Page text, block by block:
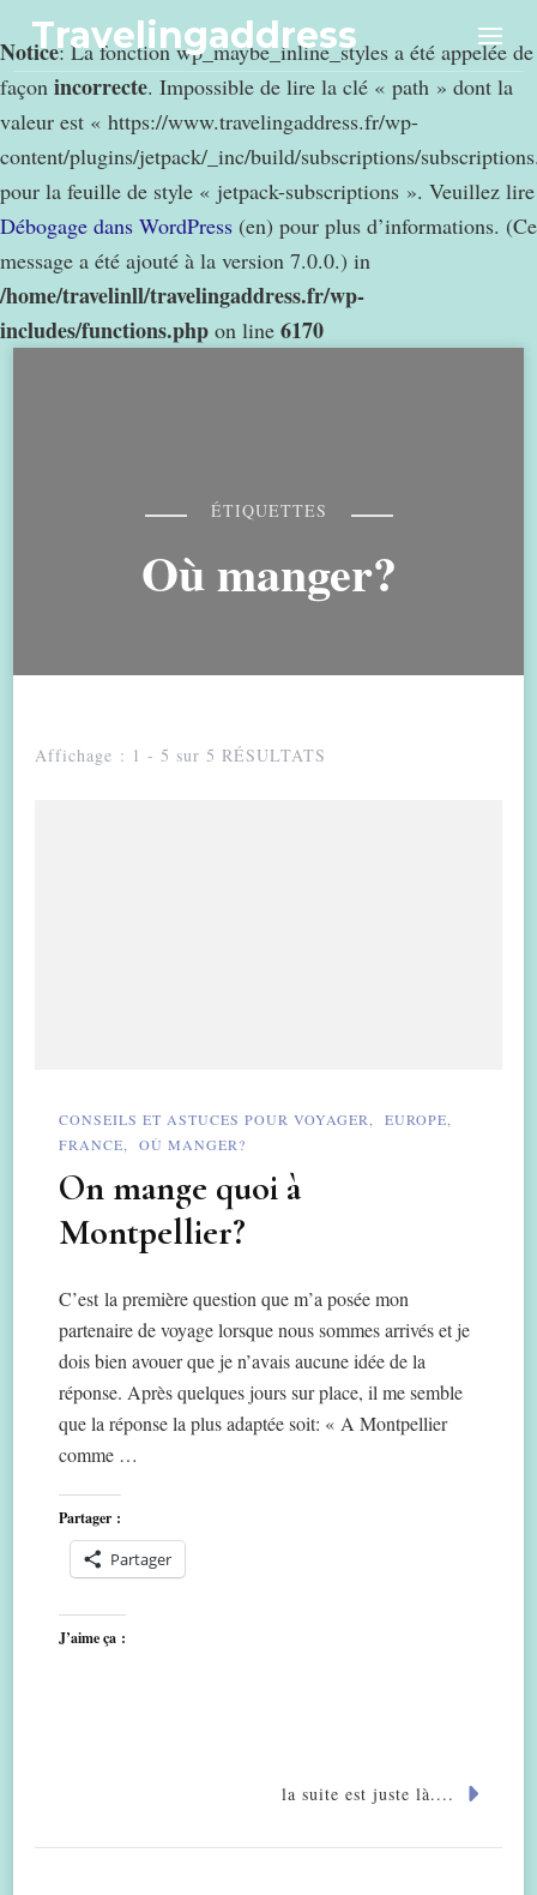
Notice: La fonction wp_maybe_inline_styles a été appelée de
façon incorrecte. Impossible de lire la clé « path » dont la
valeur est « https://www.travelingaddress.fr/wp-
content/plugins/jetpack/_inc/build/subscriptions/
pour la feuille de style « jetpack-subscriptions ». Veuillez lire
Débogage dans WordPress (en) pour plus d’informations. (Ce
message a été ajouté à la version 7.0.0.) in
/home/travelinll/travelingaddress.fr/wp-
includes/functions.php on line 6170
Travelingaddress
ÉTIQUETTES
Où manger?
Affichage : 1 - 5 sur 5 RÉSULTATS
CONSEILS ET ASTUCES POUR VOYAGER
EUROPE
FRANCE
OÙ MANGER?
On mange quoi à
Montpellier?
C’est la première question que m’a posée mon
partenaire de voyage lorsque nous sommes arrivés et je
dois bien avouer que je n’avais aucune idée de la
réponse. Après quelques jours sur place, il me semble
que la réponse la plus adaptée soit: « A Montpellier
comme …
Partager :
Partager
J’aime ça :
la suite est juste là....